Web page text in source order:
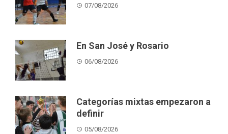
07/08/2026
En San José y Rosario
06/08/2026
Categorías mixtas empezaron a
definir
05/08/2026